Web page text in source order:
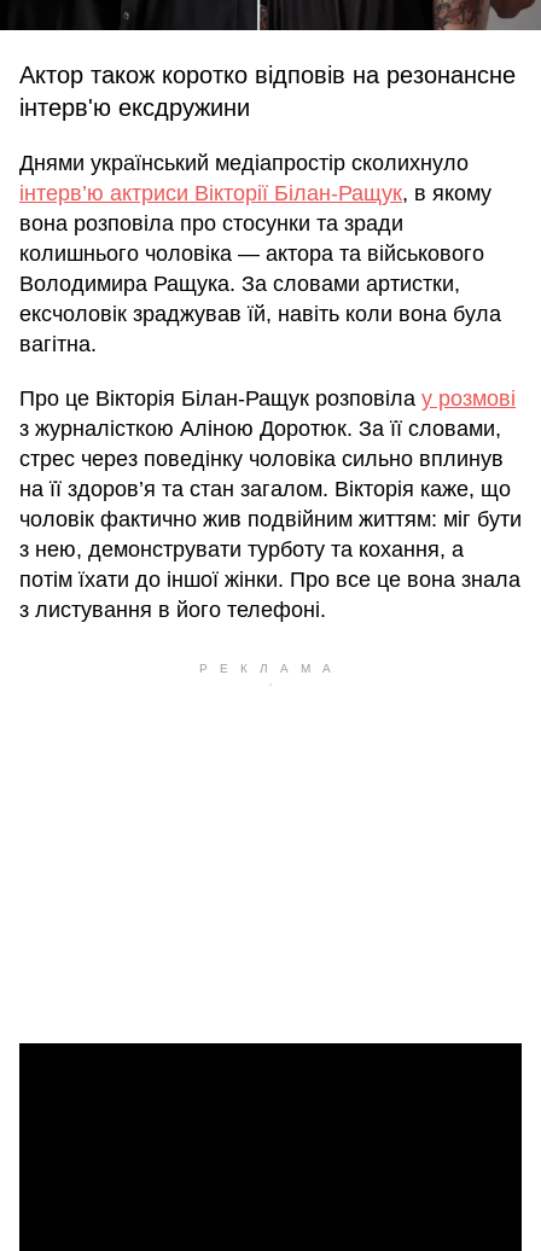
Актор також коротко відповів на резонансне
інтерв'ю ексдружини
Днями український медіапростір сколихнуло
інтерв’ю актриси Вікторії Білан-Ращук, в якому
вона розповіла про стосунки та зради
колишнього чоловіка — актора та військового
Володимира Ращука. За словами артистки,
ексчоловік зраджував їй, навіть коли вона була
вагітна.
Про це Вікторія Білан-Ращук розповіла у розмові
з журналісткою Аліною Доротюк. За її словами,
стрес через поведінку чоловіка сильно вплинув
на її здоров’я та стан загалом. Вікторія каже, що
чоловік фактично жив подвійним життям: міг бути
з нею, демонструвати турботу та кохання, а
потім їхати до іншої жінки. Про все це вона знала
з листування в його телефоні.